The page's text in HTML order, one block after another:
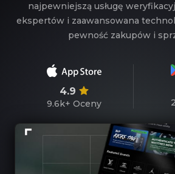
najpewniejszą usługę
ekspertów i zaawansowana
pewność zakupów i
4.9
9.6k+ Oceny